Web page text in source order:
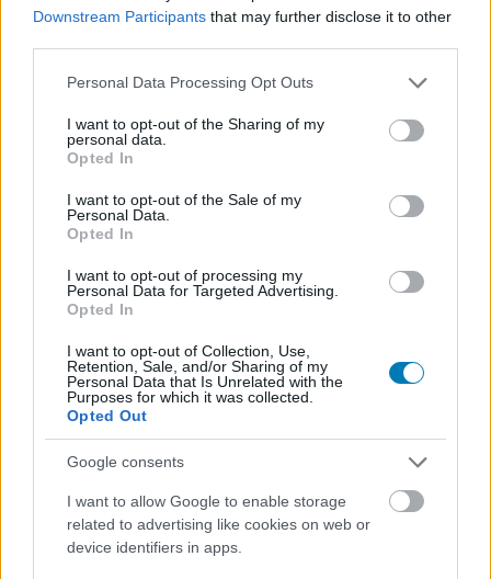
Downstream Participants that may further disclose it to other
Please note that this website/app uses one or more Google
not limited to your visit or usage behaviour. You may click to
grant or deny consent to Google and its third-party tags to
use your data for below specified purposes in below Google
consent section.
Personal Data Processing Opt Outs
I want to opt-out of the Sharing of my
personal data.
Opted In
I want to opt-out of the Sale of my
Personal Data.
Opted In
I want to opt-out of processing my
Personal Data for Targeted Advertising.
Opted In
I want to opt-out of Collection, Use,
Retention, Sale, and/or Sharing of my
Personal Data that Is Unrelated with the
Purposes for which it was collected.
Opted Out
Google consents
I want to allow Google to enable storage
related to advertising like cookies on web or
device identifiers in apps.
A Dűne filmben nem lesz benne
a könyvek egyik eleme
2021 szeptember 9. 12:51
A rendező szerette volna, ha bekerül, de muszáj
volt kihagyni belőle.
Unmute Loaded:
21.86%
szerepelni a hamarosan bemutatkozó Dűne, aminek
sorsa több szálon függ: egyrészt komolyan
befolyásolhatja az, hogy várhatóan az HBO Max-en és a
és a szájhagyomány is.
Márpedig a legnagyobb rajongók azonnal meg fogják
rohamozni a vetítéseket, őket pedig meg kell győznie a